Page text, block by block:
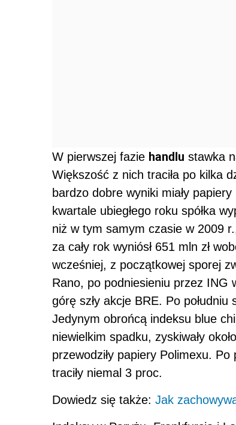
W pierwszej fazie handlu stawka
Większość z nich traciła po kilka
bardzo dobre wyniki miały
kwartale ubiegłego roku spółka
niż w tym samym czasie w 2009
za cały rok wyniósł 651 mln zł
wcześniej, z początkowej sporej
Rano, po podniesieniu przez ING
górę szły akcje BRE. Po południu
Jedynym obrońcą indeksu blue
niewielkim spadku, zyskiwały
przewodziły papiery Polimexu.
traciły niemal 3 proc.
Dowiedz się także: Jak